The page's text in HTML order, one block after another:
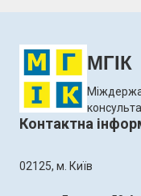
МГІК
Контактна
02125, м. Київ